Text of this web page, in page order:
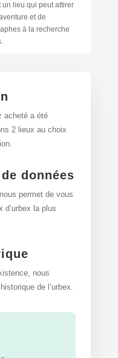
un lieu qui peut attirer
et de
à la recherche
acheté a été
2 lieux au choix
données
permet de vous
d’urbex la plus
nous
de l’urbex.